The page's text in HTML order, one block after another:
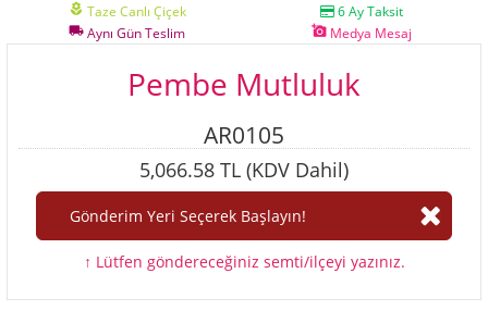
local_florist Taze Canlı Çiçek 6 Ay Taksit
local_shipping Aynı Gün Teslim add_a_photoMedya Mesaj
Pembe Mutluluk
AR0105
5,066.58 TL (KDV Dahil)
↑ Lütfen göndereceğiniz semti/ilçeyi yazınız.